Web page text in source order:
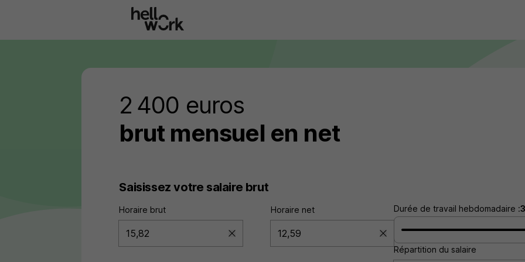
2 400 euros
brut mensuel en net
Saisissez votre salaire brut
Horaire brut Horaire net Durée de travail hebdomadaire :
Répartition du salaire